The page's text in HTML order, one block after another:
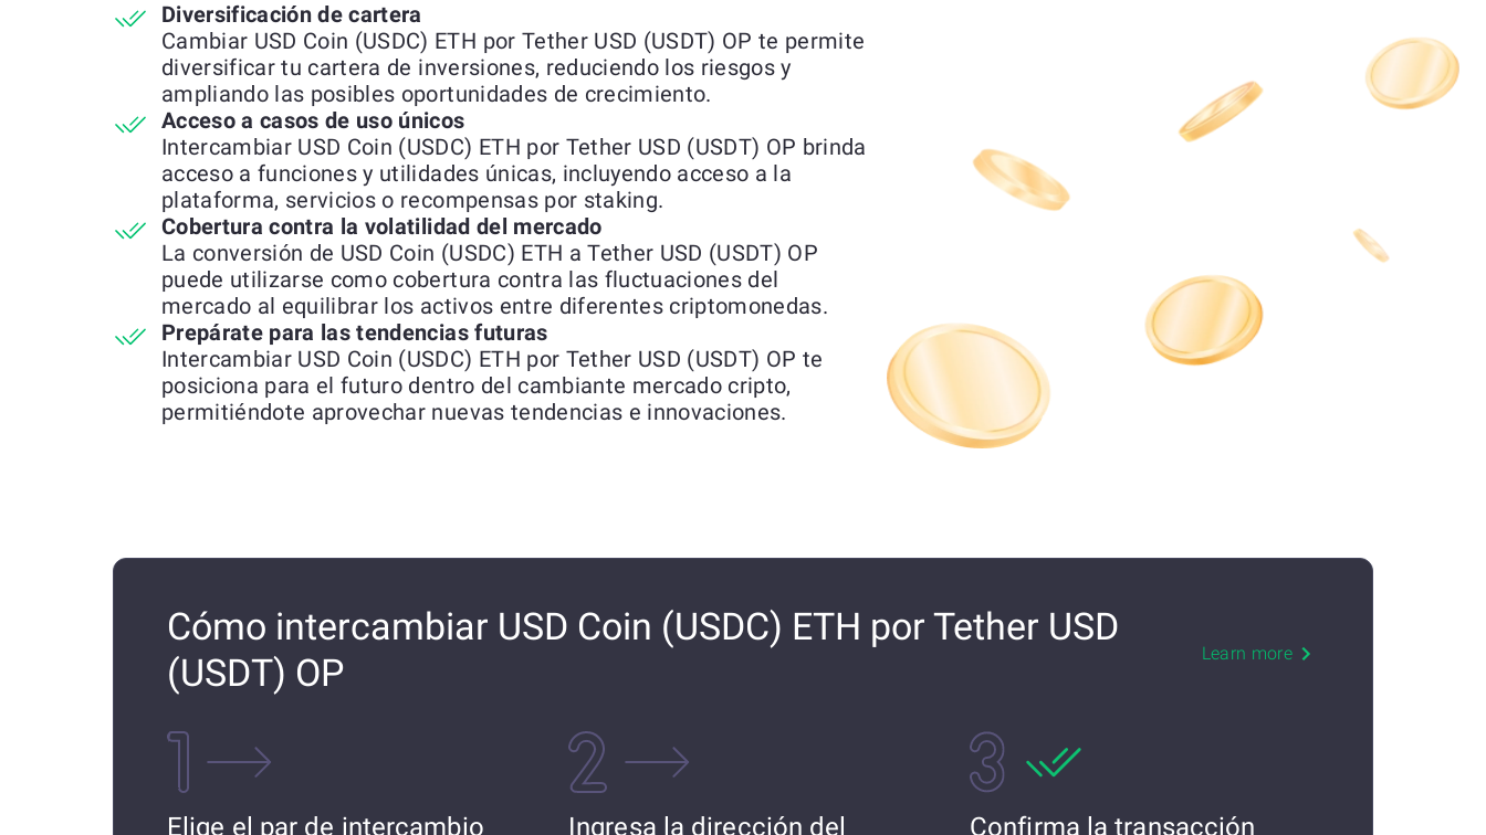
Diversificación de cartera
Cambiar USD Coin (USDC) ETH por Tether USD (USDT) OP te permite
diversificar tu cartera de inversiones, reduciendo los riesgos y
ampliando las posibles oportunidades de crecimiento.
Acceso a casos de uso únicos
Intercambiar USD Coin (USDC) ETH por Tether USD (USDT) OP brinda
acceso a funciones y utilidades únicas, incluyendo acceso a la
plataforma, servicios o recompensas por staking.
Cobertura contra la volatilidad del mercado
La conversión de USD Coin (USDC) ETH a Tether USD (USDT) OP
puede utilizarse como cobertura contra las fluctuaciones del
mercado al equilibrar los activos entre diferentes criptomonedas.
Prepárate para las tendencias futuras
Intercambiar USD Coin (USDC) ETH por Tether USD (USDT) OP te
posiciona para el futuro dentro del cambiante mercado cripto,
permitiéndote aprovechar nuevas tendencias e innovaciones.
Cómo intercambiar USD Coin (USDC) ETH por Tether USD
(USDT) OP
Learn more
Elige el par de intercambio
Ingresa la dirección del
Confirma la transacción